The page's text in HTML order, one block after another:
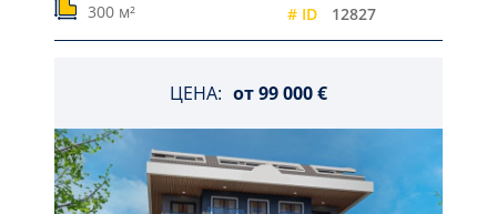
300 м²
# ID 12827
ЦЕНА: от99 000 €